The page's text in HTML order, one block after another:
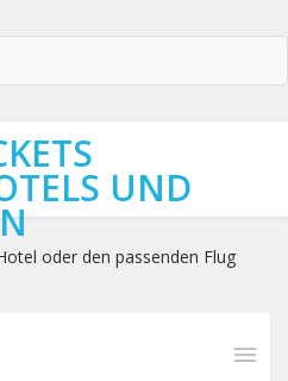
UND
oder den passenden Flug